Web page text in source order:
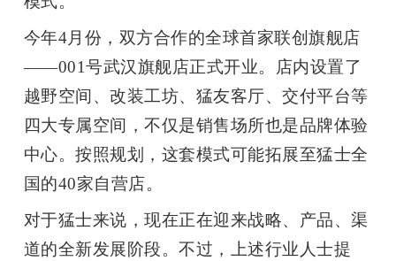
今年4月份，双方合作的全球首家联创旗舰店
——001号武汉旗舰店正式开业。店内设置了
越野空间、改装工坊、猛友客厅、交付平台等
四大专属空间，不仅是销售场所也是品牌体验
中心。按照规划，这套模式可能拓展至猛士全
国的40家自营店。
对于猛士来说，现在正在迎来战略、产品、渠
道的全新发展阶段。不过，上述行业人士提